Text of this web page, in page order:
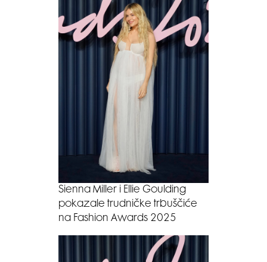
Sienna Miller i Ellie Goulding
pokazale trudničke trbuščiće
na Fashion Awards 2025